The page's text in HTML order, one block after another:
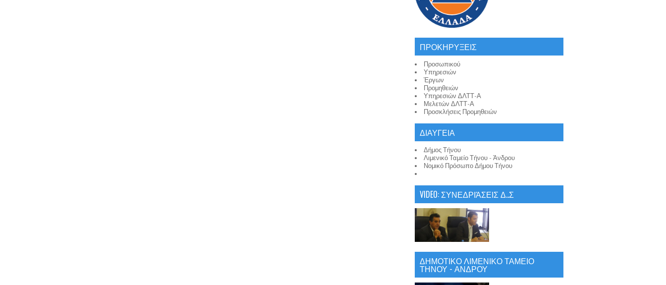
ΠΡΟΚΗΡΥΞΕΙΣ
Προσωπικού
Υπηρεσιών
Έργων
Προμηθειών
Υπηρεσιών ΔΛΤΤ-Α
Μελετών ΔΛΤΤ-Α
Προσκλήσεις Προμηθειών
ΔΙΑΥΓΕΙΑ
Δήμος Τήνου
Λιμενικό Ταμείο Τήνου - Άνδρου
Νομικό Πρόσωπο Δήμου Τήνου
VIDEO: ΣΥΝΕΔΡΙΆΣΕΙΣ Δ..Σ
ΔΗΜΟΤΙΚΟ ΛΙΜΕΝΙΚΟ ΤΑΜΕΙΟ
ΤΗΝΟΥ - ΑΝΔΡΟΥ